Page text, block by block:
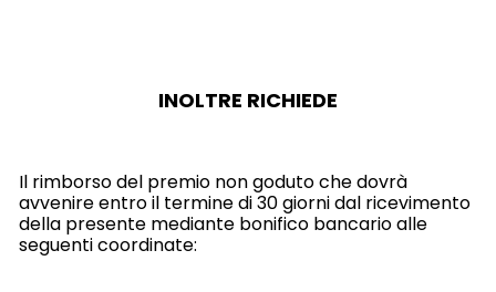
INOLTRE RICHIEDE
Il rimborso del premio non goduto che dovrà
avvenire entro il termine di 30 giorni dal ricevimento
della presente mediante bonifico bancario alle
seguenti coordinate: